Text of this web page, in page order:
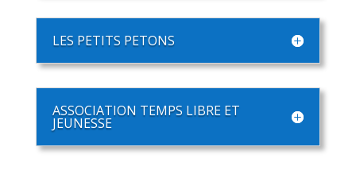
LES PETITS PETONS
ASSOCIATION TEMPS LIBRE ET
JEUNESSE